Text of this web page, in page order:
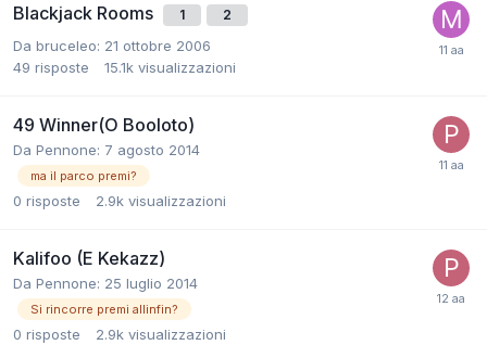
Blackjack Rooms 1 2
Da bruceleo: 21 ottobre 2006
49 risposte 15.1k visualizzazioni
49 Winner(O Booloto)
Da Pennone: 7 agosto 2014
ma il parco premi?
0 risposte 2.9k visualizzazioni
Kalifoo (E Kekazz)
Da Pennone: 25 luglio 2014
Si rincorre premi allinfin?
0 risposte 2.9k visualizzazioni